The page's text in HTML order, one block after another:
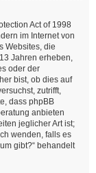
Act of 1998
im Internet von
Websites, die
Jahren erheben,
oder der
bist, ob dies auf
zutrifft,
dass phpBB
anbieten
jeglicher Art ist;
wenden, falls es
gibt?“ behandelt